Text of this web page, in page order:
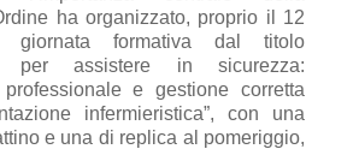
ha organizzato, proprio il 12
giornata formativa dal titolo
per assistere in sicurezza:
professionale e gestione corretta
infermieristica”, con una
e una di replica al pomeriggio,